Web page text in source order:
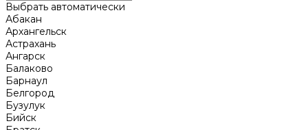
Выбрать автоматически
Абакан
Архангельск
Астрахань
Ангарск
Балаково
Барнаул
Белгород
Бузулук
Бийск